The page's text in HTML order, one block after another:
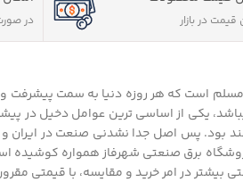
در بازار در
مسلم است که هر روزه دنیا به سمت پیشرفت
یکی از اساسی ترین عوامل دخیل در
بود. پس اصل جدا نشدنی صنعت در ایران و
برق صنعتی شهرفاز همواره
بیشتر در امر خرید و مقایسه، با قیمتی